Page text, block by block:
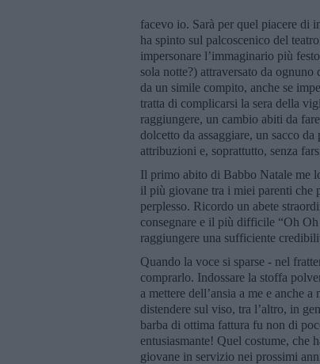
facevo io. Sarà per quel piacere di
ha spinto sul palcoscenico del
impersonare l’immaginario più
sola notte?) attraversato da
da un simile compito, anche se
tratta di complicarsi la sera della
raggiungere, un cambio abiti da
dolcetto da assaggiare, un sacco
attribuzioni e, soprattutto, senza
Il primo abito di Babbo Natale me
il più giovane tra i miei parenti che
perplesso. Ricordo un abete
consegnare e il più difficile “Oh
raggiungere una sufficiente
Quando la voce si sparse - nel
comprarlo. Indossare la stoffa
a mettere dell’ansia a me e anche
distendere sul viso, tra l’altro, in
barba di ottima fattura fu non di
entusiasmante! Quel costume, che
giovane in servizio nei prossimi